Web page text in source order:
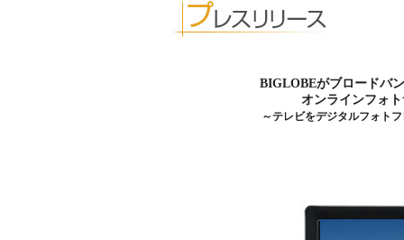
BIGLOBEがブロードバ
オンラインフォ
～テレビをデジタルフォト